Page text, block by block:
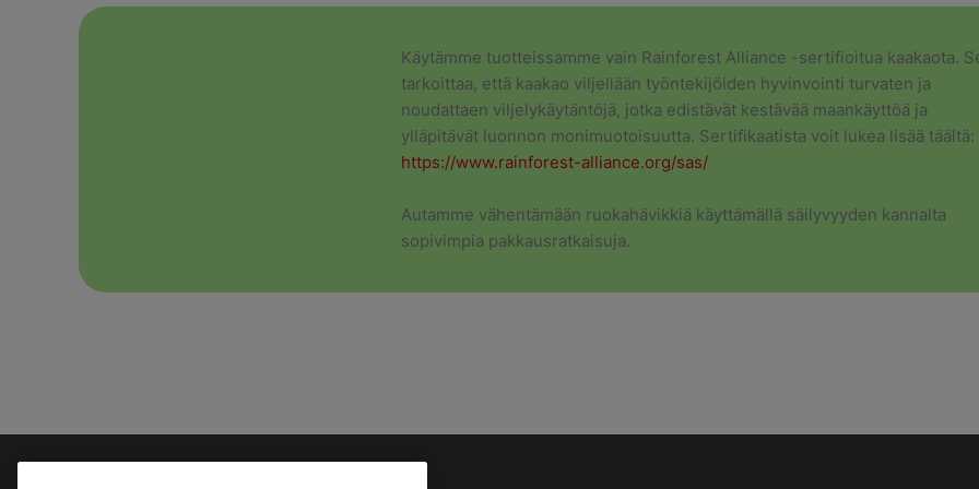
Käytämme tuotteissamme vain Rainforest Alliance -sertifioitua kaakaota.
tarkoittaa, että kaakao viljellään työntekijöiden hyvinvointi turvaten ja
noudattaen viljelykäytäntöjä, jotka edistävät kestävää maankäyttöä ja
ylläpitävät luonnon monimuotoisuutta. Sertifikaatista voit lukea lisää täältä:
https://www.rainforest-alliance.org/sas/
Autamme vähentämään ruokahävikkiä käyttämällä säilyvyyden kannalta
sopivimpia pakkausratkaisuja.